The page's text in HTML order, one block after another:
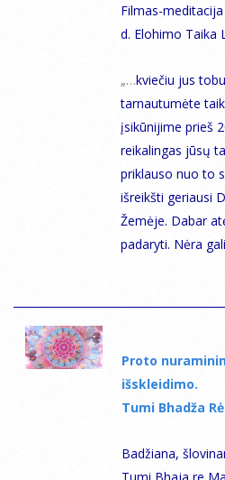
Filmas-
d. Elohimo Taika
„…kviečiu jus
tarnautumėte
įsikūnijime prieš
reikalingas jūsų
priklauso nuo to
išreikšti geriausi
Žemėje. Dabar
padaryti. Nėra
Proto
išskleidimo.
Tumi Bhadža
Badžiana,
Tumi Bhaja re